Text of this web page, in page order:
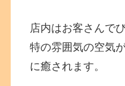
店内はお客さんで
特の雰囲気の空気
に癒されます。